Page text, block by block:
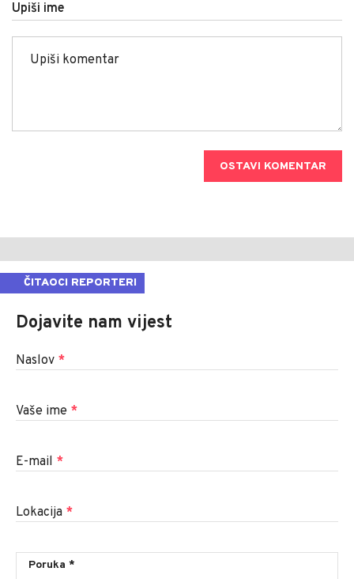
Upiši ime
OSTAVI KOMENTAR
ČITAOCI REPORTERI
Dojavite nam vijest
Naslov *
Vaše ime *
E-mail *
Lokacija *